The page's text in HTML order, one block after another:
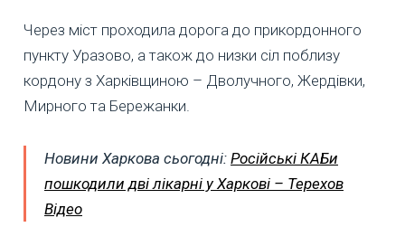
Через міст проходила дорога до прикордонного
пункту Уразово, а також до низки сіл поблизу
кордону з Харківщиною – Дволучного, Жердівки,
Мирного та Бережанки.
Новини Харкова сьогодні: Російські КАБи
пошкодили дві лікарні у Харкові – Терехов
Відео